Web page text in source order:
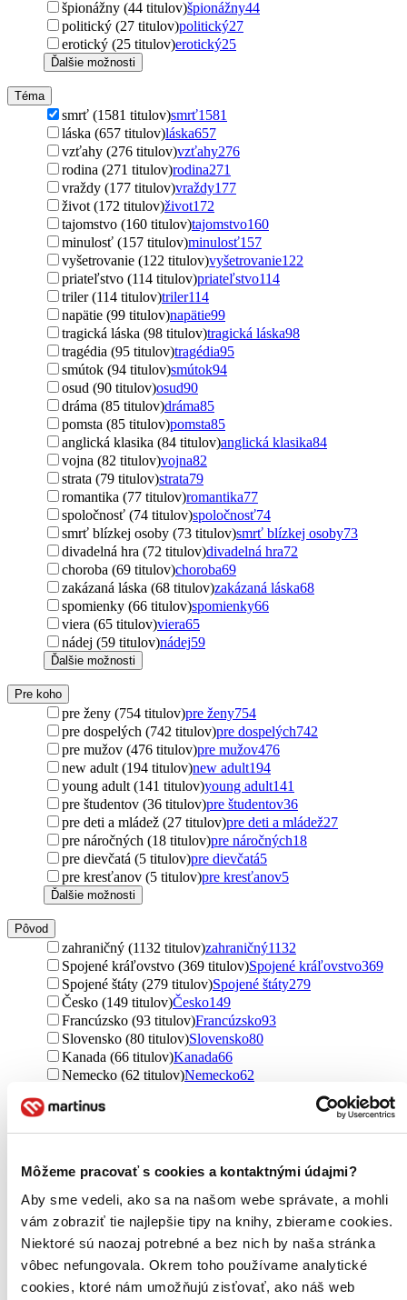
Môžeme pracovať s cookies a kontaktnými údajmi?
Aby sme vedeli, ako sa na našom webe správate, a mohli
vám zobraziť tie najlepšie tipy na knihy, zbierame cookies.
Niektoré sú naozaj potrebné a bez nich by naša stránka
vôbec nefungovala. Okrem toho používame analytické
cookies, ktoré nám umožňujú zisťovať, ako náš web
špionážny (44 titulov)špionážny44
politický (27 titulov)politický27
erotický (25 titulov)erotický25
Ďalšie možnosti
Téma
smrť (1581 titulov)smrť1581
láska (657 titulov)láska657
vzťahy (276 titulov)vzťahy276
rodina (271 titulov)rodina271
vraždy (177 titulov)vraždy177
život (172 titulov)život172
tajomstvo (160 titulov)tajomstvo160
minulosť (157 titulov)minulosť157
vyšetrovanie (122 titulov)vyšetrovanie122
priateľstvo (114 titulov)priateľstvo114
triler (114 titulov)triler114
napätie (99 titulov)napätie99
tragická láska (98 titulov)tragická láska98
tragédia (95 titulov)tragédia95
smútok (94 titulov)smútok94
osud (90 titulov)osud90
dráma (85 titulov)dráma85
pomsta (85 titulov)pomsta85
anglická klasika (84 titulov)anglická klasika84
vojna (82 titulov)vojna82
strata (79 titulov)strata79
romantika (77 titulov)romantika77
spoločnosť (74 titulov)spoločnosť74
smrť blízkej osoby (73 titulov)smrť blízkej osoby73
divadelná hra (72 titulov)divadelná hra72
choroba (69 titulov)choroba69
zakázaná láska (68 titulov)zakázaná láska68
spomienky (66 titulov)spomienky66
viera (65 titulov)viera65
nádej (59 titulov)nádej59
Ďalšie možnosti
Pre koho
pre ženy (754 titulov)pre ženy754
pre dospelých (742 titulov)pre dospelých742
pre mužov (476 titulov)pre mužov476
new adult (194 titulov)new adult194
young adult (141 titulov)young adult141
pre študentov (36 titulov)pre študentov36
pre deti a mládež (27 titulov)pre deti a mládež27
pre náročných (18 titulov)pre náročných18
pre dievčatá (5 titulov)pre dievčatá5
pre kresťanov (5 titulov)pre kresťanov5
Ďalšie možnosti
Pôvod
zahraničný (1132 titulov)zahraničný1132
Spojené kráľovstvo (369 titulov)Spojené kráľovstvo369
Spojené štáty (279 titulov)Spojené štáty279
Česko (149 titulov)Česko149
Francúzsko (93 titulov)Francúzsko93
Slovensko (80 titulov)Slovensko80
Kanada (66 titulov)Kanada66
Nemecko (62 titulov)Nemecko62
severský (52 titulov)
Austrália (40 titulov)Austrália40
Nórsko (27 titulov) Nórsko27
Nový Zéland (23 titulov)
Nový Zéland
Švédsko (17 titulov)Švédsko17
Izrael (14 titulov)Izrael14
Irán (13 titulov)Irán13
Rusko (13 titulov)
13
Arménsko (11 titulov)Arménsko11
Čína (8 titulov)Čína8